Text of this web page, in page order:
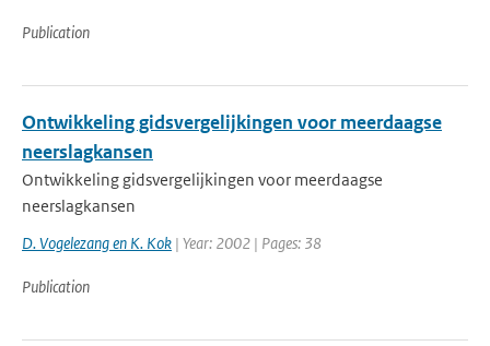
Publication
Ontwikkeling gidsvergelijkingen voor meerdaagse
neerslagkansen
Ontwikkeling gidsvergelijkingen voor meerdaagse
neerslagkansen
D. Vogelezang en K. Kok | Year: 2002 | Pages: 38
Publication